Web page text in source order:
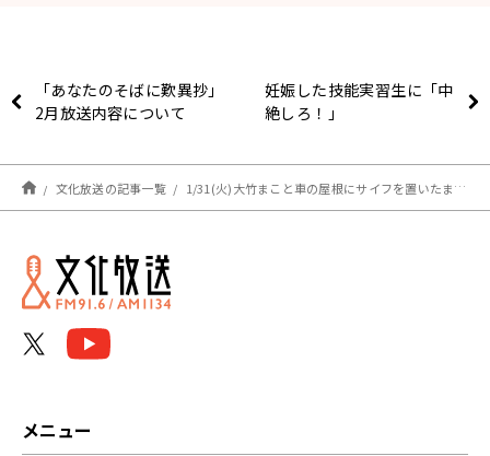
「あなたのそばに歎異抄」
2月放送内容について
妊娠した技能実習生に「中
絶しろ！」
文化放送の記事一覧 1/31(火)大竹まこと車の屋根にサイフを置いたまま発進しかけるも間一髪！
メニュー